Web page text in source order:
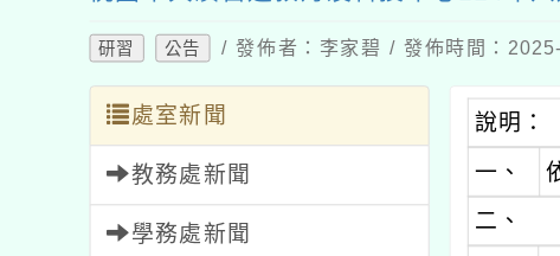
研習 公告 / 發佈者：李家碧 / 發佈時間：
處室新聞
教務處新聞
學務處新聞
說明：
一、
二、